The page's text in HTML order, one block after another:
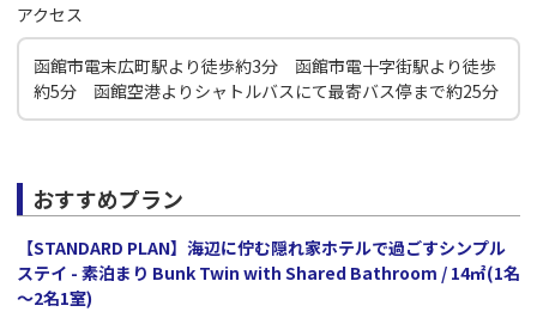
アクセス
函館市電末広町駅より徒歩約3分 函館市電十字街駅より徒歩
約5分 函館空港よりシャトルバスにて最寄バス停まで約25分
おすすめプラン
【STANDARD PLAN】海辺に佇む隠れ家ホテルで過ごすシンプル
ステイ - 素泊まり Bunk Twin with Shared Bathroom / 14㎡(1名
～2名1室)